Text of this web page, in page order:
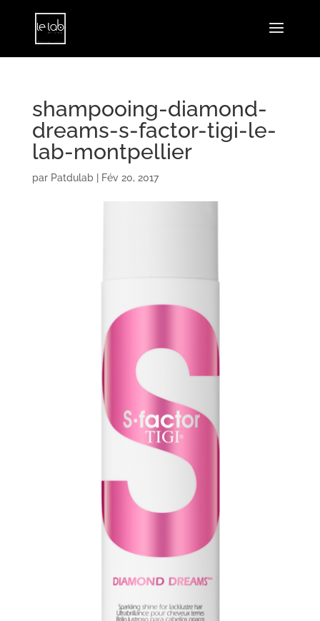
shampooing-diamond-
dreams-s-factor-tigi-le-
lab-montpellier
par Patdulab| Fév 20, 2017